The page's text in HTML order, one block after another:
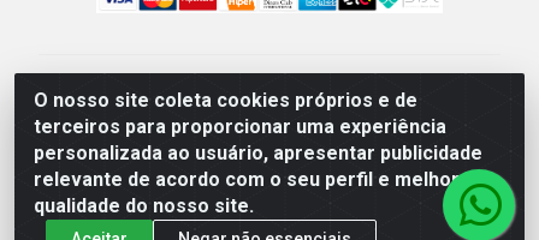
O nosso site coleta cookies próprios e de
terceiros para proporcionar uma experiência
personalizada ao usuário, apresentar publicidade
relevante de acordo com o seu perfil e melhorar a
qualidade do nosso site.
América Latina Indústria e Comércio de Vidros LTDA -
CNPJ 19.813.045/0001-03 - Rua Carlos Drummond de
Andrade, 151 Núcleo Industrial III – Cascavel/PR - CEP
85.811-530